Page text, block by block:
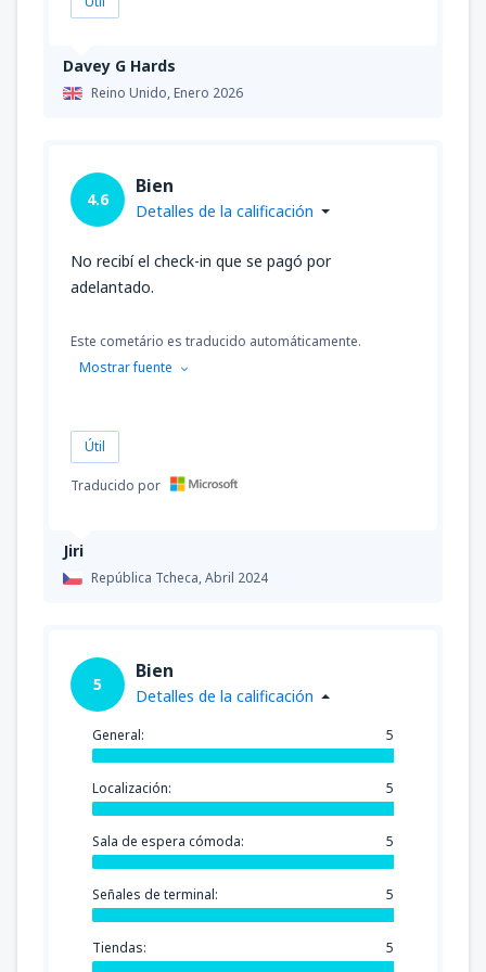
desdeLa Serena, La Florida
DESDE 37997 CLP
DESDE
desde
DESDE 89716CLP
DESDE 43275CLP
DESDE
desdeOsorno, Canal Bajo Carlos Hott
desde Valdivia, Pichoy (ZAL)
DESDE
DESDE 132991CLP
desdeOsorno, Canal Bajo Carlos Hott
DESDE 51719CLP
desdePunta Arenas, Carlos Ibanez del
Davey G Hards
Reino Unido,Enero 2026
Jiri
República Tcheca,Abril 2024
4.6
Bien
Detalles de la calificación
No recibí el check-in que se pagó por
adelantado.
Este cometário es traducido automáticamente.
Mostrar fuente
Útil
Traducido por
5
Bien
Detalles de la calificación
General: 5
Localización: 5
Sala de espera cómoda: 5
Señales de terminal: 5
Tiendas: 5